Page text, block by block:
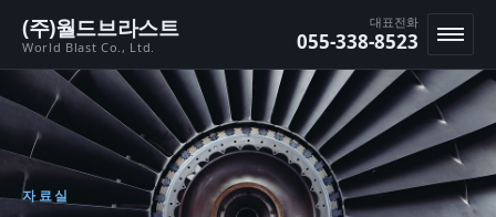
본문 바로가기
(주)월드브라스트
World Blast Co., Ltd. 메뉴
대표전화
055-338-8523
자료실